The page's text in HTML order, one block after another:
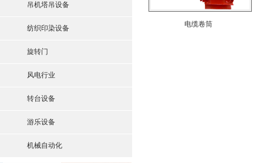
吊机塔吊设备
纺织印染设备
旋转门
风电行业
转台设备
游乐设备
机械自动化
电缆卷筒